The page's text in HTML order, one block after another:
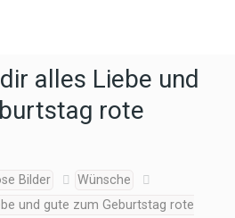
alles Liebe und
rote
Bilder
Wünsche
und gute zum Geburtstag rote